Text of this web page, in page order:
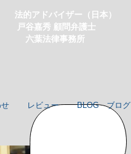
的アドバイザー（日本）
谷嘉秀 顧問弁護士
葉法律事務所
レビュー BLOG ブログ